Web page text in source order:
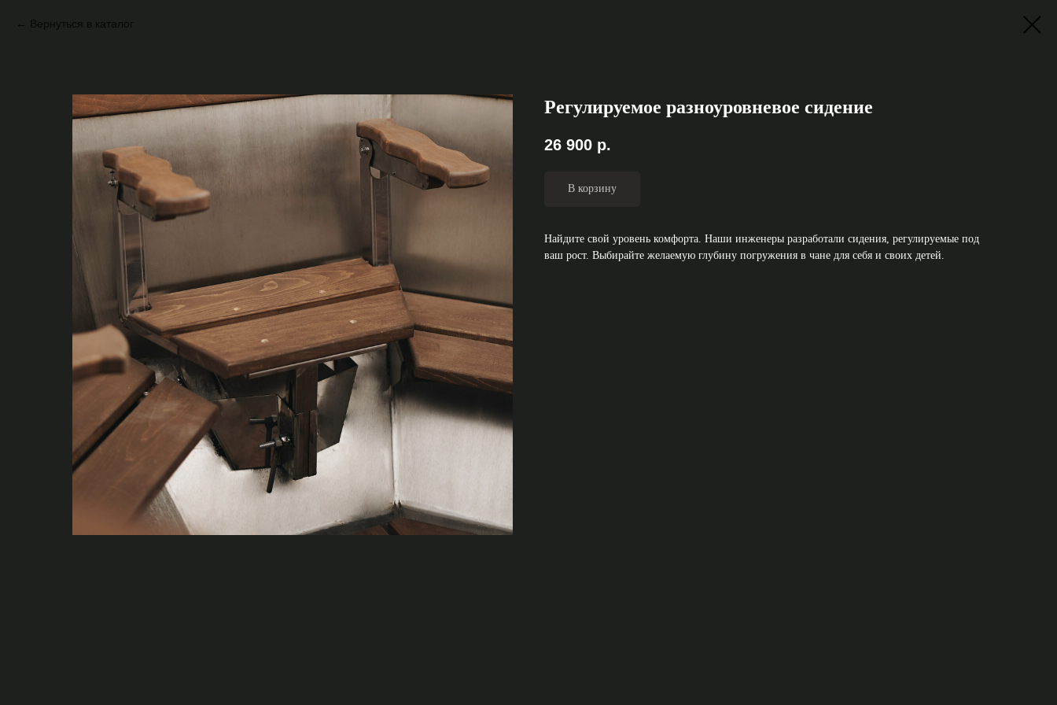
Вернуться в каталог
Регулируемое разноуровневое сидение
26 900 р.
В корзину
Найдите свой уровень комфорта. Наши инженеры разработали сидения, регулируемые под
ваш рост. Выбирайте желаемую глубину погружения в чане для себя и своих детей.